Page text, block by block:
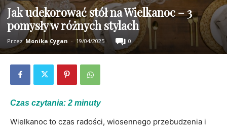
Jak udekorować stół na Wielkanoc – 3
pomysły w różnych stylach
Przez Monika Cygan - 19/04/2025 0
Czas czytania: 2 minuty
Wielkanoc to czas radości, wiosennego przebudzenia i